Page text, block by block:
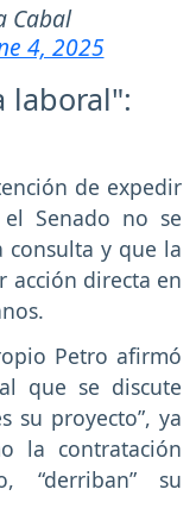
Cabal
4, 2025
laboral":
de expedir
Senado no se
y que la
acción directa en
Petro afirmó
que se discute
su proyecto”, ya
la contratación
“derriban” su